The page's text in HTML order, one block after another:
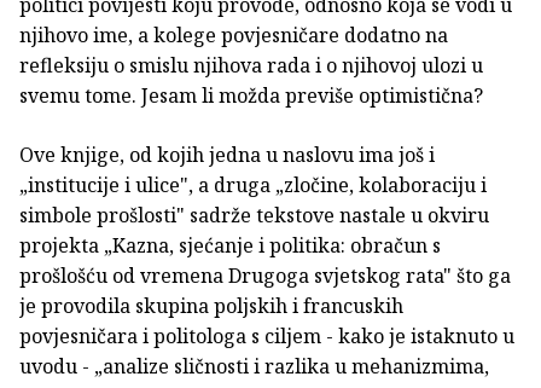
njihovo ime, a kolege povjesničare dodatno na
refleksiju o smislu njihova rada i o njihovoj ulozi u
svemu tome. Jesam li možda previše optimistična?
Ove knjige, od kojih jedna u naslovu ima još i
„institucije i ulice", a druga „zločine, kolaboraciju i
simbole prošlosti" sadrže tekstove nastale u okviru
projekta „Kazna, sjećanje i politika: obračun s
prošlošću od vremena Drugoga svjetskog rata" što ga
je provodila skupina poljskih i francuskih
povjesničara i politologa s ciljem - kako je istaknuto u
uvodu - „analize sličnosti i razlika u mehanizmima,